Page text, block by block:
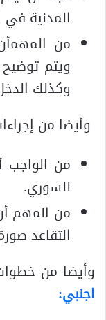
المدنية
من
ويتم
وكذلك
وأيضا من
من الواجب
للسوري.
من المهم
التقاعد
وأيضا من
اجنبي: